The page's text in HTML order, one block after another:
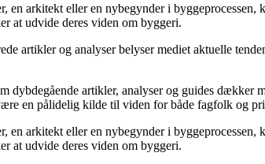
arkitekt eller en nybegynder i
at udvide deres viden om byggeri.
artikler og analyser belyser mediet aktuelle
artikler, analyser og guides dækker
en pålidelig kilde til viden for både fagfolk og
arkitekt eller en nybegynder i
at udvide deres viden om byggeri.